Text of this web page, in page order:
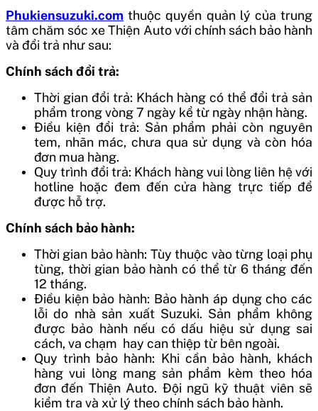
Phukiensuzuki.com thuộc quyền quản lý của trung
tâm chăm sóc xe Thiện Auto với chính sách bảo hành
và đổi trả như sau:
Chính sách đổi trả:
Thời gian đổi trả: Khách hàng có thể đổi trả sản
phẩm trong vòng 7 ngày kể từ ngày nhận hàng.
Điều kiện đổi trả: Sản phẩm phải còn nguyên
tem, nhãn mác, chưa qua sử dụng và còn hóa
đơn mua hàng.
Quy trình đổi trả: Khách hàng vui lòng liên hệ với
hotline hoặc đem đến cửa hàng trực tiếp để
được hỗ trợ.
Chính sách bảo hành:
Thời gian bảo hành: Tùy thuộc vào từng loại phụ
tùng, thời gian bảo hành có thể từ 6 tháng đến
12 tháng.
Điều kiện bảo hành: Bảo hành áp dụng cho các
lỗi do nhà sản xuất Suzuki. Sản phẩm không
được bảo hành nếu có dấu hiệu sử dụng sai
cách, va chạm hay can thiệp từ bên ngoài.
Quy trình bảo hành: Khi cần bảo hành, khách
hàng vui lòng mang sản phẩm kèm theo hóa
đơn đến Thiện Auto. Đội ngũ kỹ thuật viên sẽ
kiểm tra và xử lý theo chính sách bảo hành.